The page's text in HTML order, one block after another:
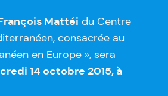
Mattéi du Centre
consacrée au
en Europe », sera
14 octobre 2015, à